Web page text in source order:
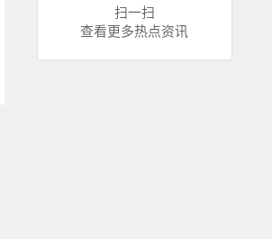
扫一扫
查看更多热点资讯